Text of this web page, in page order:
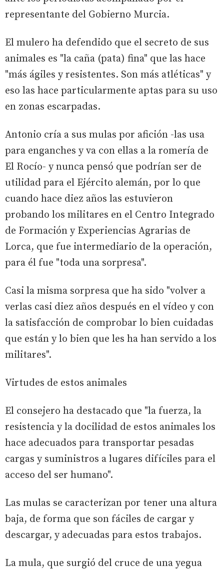
representante del Gobierno Murcia.
El mulero ha defendido que el secreto de sus
animales es "la caña (pata) fina" que las hace
"más ágiles y resistentes. Son más atléticas" y
eso las hace particularmente aptas para su uso
en zonas escarpadas.
Antonio cría a sus mulas por afición -las usa
para enganches y va con ellas a la romería de
El Rocío- y nunca pensó que podrían ser de
utilidad para el Ejército alemán, por lo que
cuando hace diez años las estuvieron
probando los militares en el Centro Integrado
de Formación y Experiencias Agrarias de
Lorca, que fue intermediario de la operación,
para él fue "toda una sorpresa".
Casi la misma sorpresa que ha sido "volver a
verlas casi diez años después en el vídeo y con
la satisfacción de comprobar lo bien cuidadas
que están y lo bien que les ha han servido a los
militares".
Virtudes de estos animales
El consejero ha destacado que "la fuerza, la
resistencia y la docilidad de estos animales los
hace adecuados para transportar pesadas
cargas y suministros a lugares difíciles para el
acceso del ser humano".
Las mulas se caracterizan por tener una altura
baja, de forma que son fáciles de cargar y
descargar, y adecuadas para estos trabajos.
La mula, que surgió del cruce de una yegua